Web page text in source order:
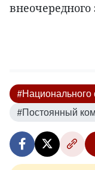
внеочередного
#Национального
#Постоянный